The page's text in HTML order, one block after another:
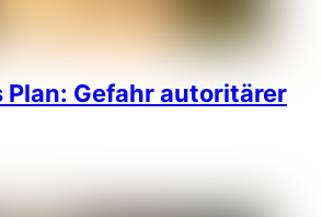
Plan: Gefahr autoritärer